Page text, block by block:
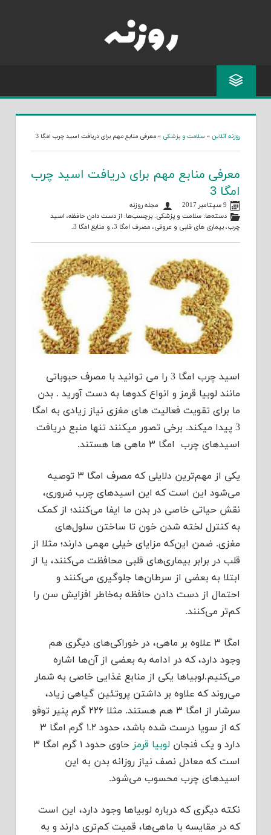
روزنه آنلاین » سلامت و پزشکی » معرفی منابع مهم برای دریافت اسید چرب امگا 3
معرفی منابع مهم برای دریافت اسید چرب
امگا 3
9 سپتامبر 2017
مجله روزنه
دسته‌ها:سلامت و پزشکی. برچسب‌ها: از دست دادن حافظه، اسید
چرب، بیماری های قلبی و عروقی، مصرف امگا 3 ، و منابع امگا 3 .
اسید چرب امگا 3 را می توانید با مصرف حبوباتی
مانند لوبیا قرمز و انواع کدوها به دست آورید . بدن
ما برای تقویت فعالیت های مغزی نیاز زیادی به امگا
3 پیدا میکند. برخی تصور میکنند تنها منبع دریافت
اسیدهای چرب امگا ۳ ماهی ها هستند.
یکی از مهم‌ترین دلایلی که مصرف امگا ۳ توصیه
می‌شود این است که این اسیدهای چرب ضروری،
نقش حیاتی خاصی در بدن ما ایفا می‌کنند؛ از کمک
به کنترل لخته شدن خون تا ساختن سلول‌های
مغزی. ضمن این‌که مزایای خیلی مهمی دارند؛ مثلا از
قلب در برابر بیماری‌های قلبی محافظت می‌کنند، یا از
ابتلا به بعضی از سرطان‌ها جلوگیری می‌کنند و
احتمال از دست دادن حافظه به‌خاطر افزایش سن را
کم‌تر می‌کنند.
امگا ۳ علاوه بر ماهی،‌ در خوراکی‌های دیگری هم
وجود دارد، که در ادامه به بعضی از آن‌ها اشاره
می‌کنیم.لوبیاها یکی از منابع غذایی خاصی به شمار
می‌روند که علاوه بر داشتن پروتئین گیاهی زیاد،
سرشار از امگا ۳ هم هستند. مثلا ۲۲۶ گرم پنیر توفو
که از سویا درست شده باشد، حدود ۱.۲ گرم امگا ۳
دارد و یک فنجان لوبیا قرمز
حاوی حدود ۱ گرم امگا ۳
است که معادل نصف نیاز روزانه بدن به این
اسیدهای چرب محسوب می‌شود.
نکته دیگری که درباره لوبیاها وجود دارد،‌ این است
که در مقایسه با ماهی‌ها،‌ قمیت کم‌تری دارند و به